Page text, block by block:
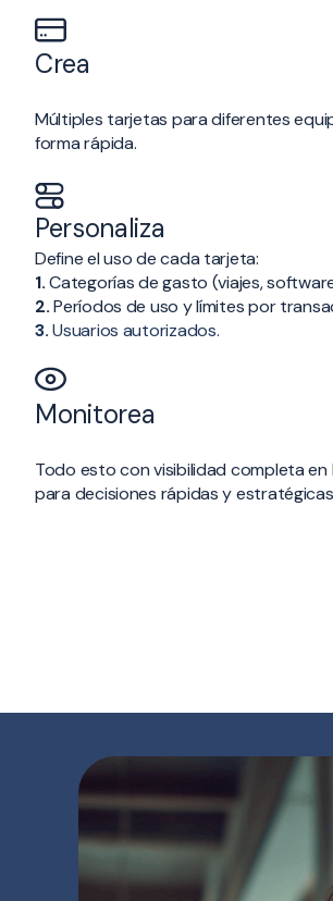
Crea
Múltiples tarjetas para diferentes
forma rápida.
Personaliza
Define el uso de cada tarjeta:
1.Categorías de gasto (viajes,
2.Períodos de uso y límites por
3.Usuarios autorizados.
Monitorea
Todo esto con visibilidad completa
para decisiones rápidas y